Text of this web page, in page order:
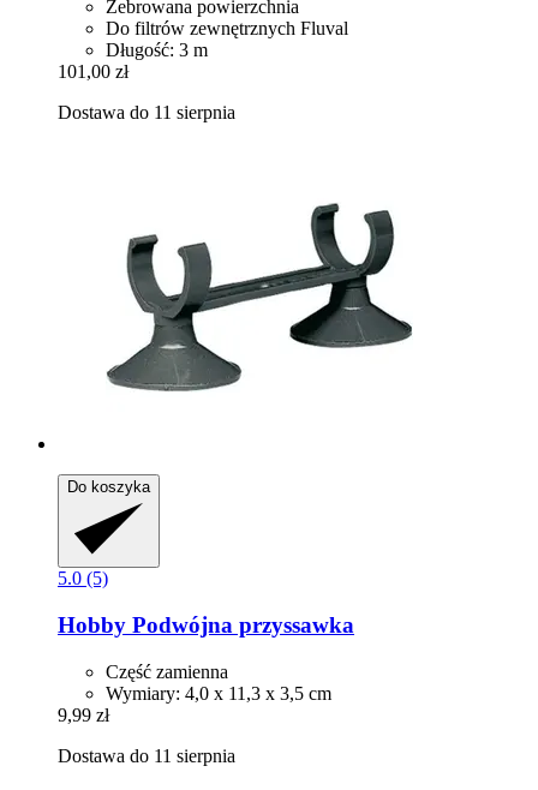
Żebrowana powierzchnia
Do filtrów zewnętrznych Fluval
Długość: 3 m
101,00 zł
Dostawa do 11 sierpnia
Do koszyka
5.0 (5)
Hobby Podwójna przyssawka
Część zamienna
Wymiary: 4,0 x 11,3 x 3,5 cm
9,99 zł
Dostawa do 11 sierpnia